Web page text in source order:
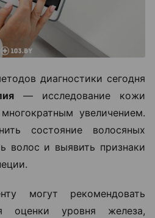
диагностики сегодня
— исследование кожи
увеличением.
состояние волосяных
волос и выявить признаки
могут рекомендовать
оценки уровня железа,